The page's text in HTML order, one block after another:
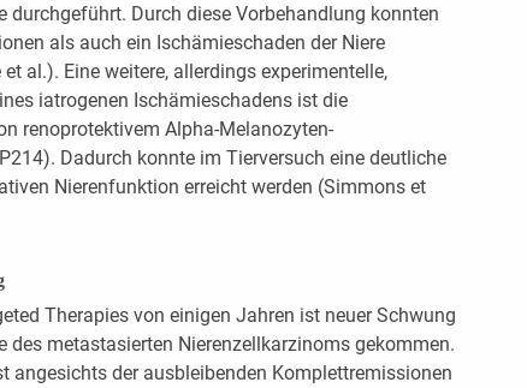
durchgeführt. Durch diese Vorbehandlung konnten
als auch ein Ischämieschaden der Niere
al.). Eine weitere, allerdings experimentelle,
iatrogenen Ischämieschadens ist die
renoprotektivem Alpha-Melanozyten-
Dadurch konnte im Tierversuch eine deutliche
Nierenfunktion erreicht werden (Simmons et
Therapies von einigen Jahren ist neuer Schwung
des metastasierten Nierenzellkarzinoms gekommen.
angesichts der ausbleibenden Komplettremissionen